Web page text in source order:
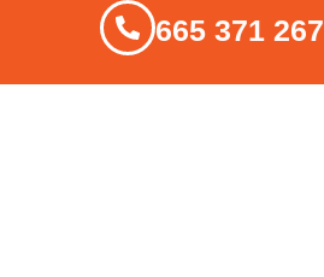
665 371 267